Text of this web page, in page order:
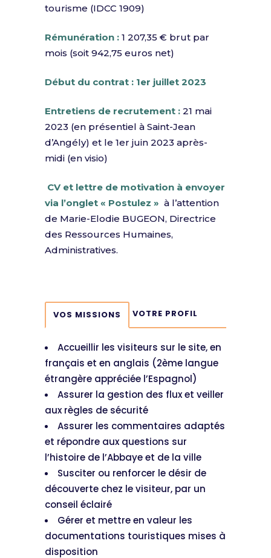
tourisme (IDCC 1909)
Rémunération : 1 207,35 € brut par
mois (soit 942,75 euros net)
Début du contrat : 1er juillet 2023
Entretiens de recrutement : 21 mai
2023 (en présentiel à Saint-Jean
d’Angély) et le 1er juin 2023 après-
midi (en visio)
CV et lettre de motivation à envoyer
via l’onglet « Postulez » à l’attention
de Marie-Elodie BUGEON, Directrice
des Ressources Humaines,
Administratives.
VOS MISSIONS VOTRE PROFIL
Accueillir les visiteurs sur le site, en
français et en anglais (2ème langue
étrangère appréciée l’Espagnol)
Assurer la gestion des flux et veiller
aux règles de sécurité
Assurer les commentaires adaptés
et répondre aux questions sur
l’histoire de l’Abbaye et de la ville
Susciter ou renforcer le désir de
découverte chez le visiteur, par un
conseil éclairé
Gérer et mettre en valeur les
documentations touristiques mises à
disposition